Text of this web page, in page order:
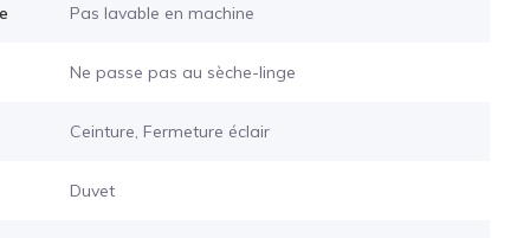
Pas lavable en machine
Ne passe pas au sèche-linge
Ceinture, Fermeture éclair
Duvet